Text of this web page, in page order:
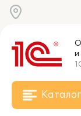
и
Каталог